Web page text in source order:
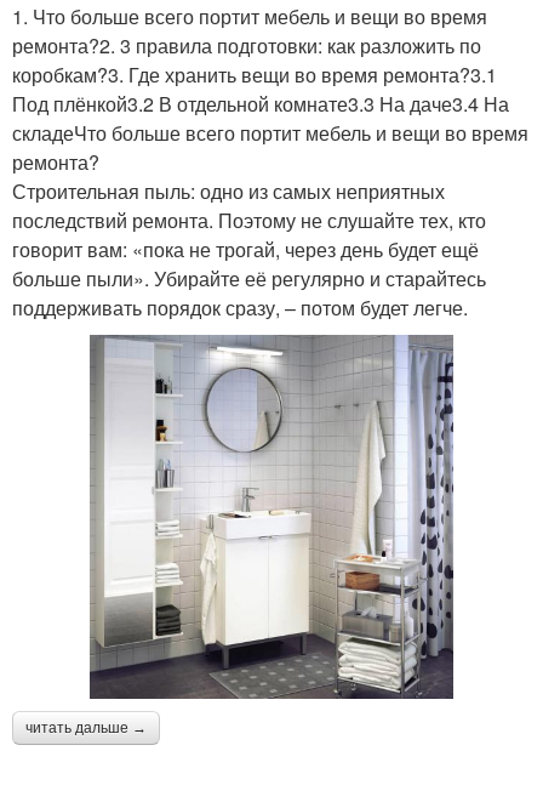
1. Что больше всего портит мебель и вещи во время
ремонта?2. 3 правила подготовки: как разложить по
коробкам?3. Где хранить вещи во время ремонта?3.1
Под плёнкой3.2 В отдельной комнате3.3 На даче3.4 На
складеЧто больше всего портит мебель и вещи во время
ремонта?
Строительная пыль: одно из самых неприятных
последствий ремонта. Поэтому не слушайте тех, кто
говорит вам: «пока не трогай, через день будет ещё
больше пыли». Убирайте её регулярно и старайтесь
поддерживать порядок сразу, – потом будет легче.
читать дальше →